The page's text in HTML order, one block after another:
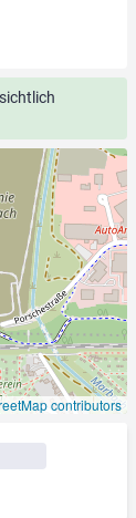
contributors